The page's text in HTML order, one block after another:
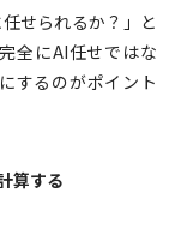
せられるか？」と
全にAI任せではな
するのがポイント
算する